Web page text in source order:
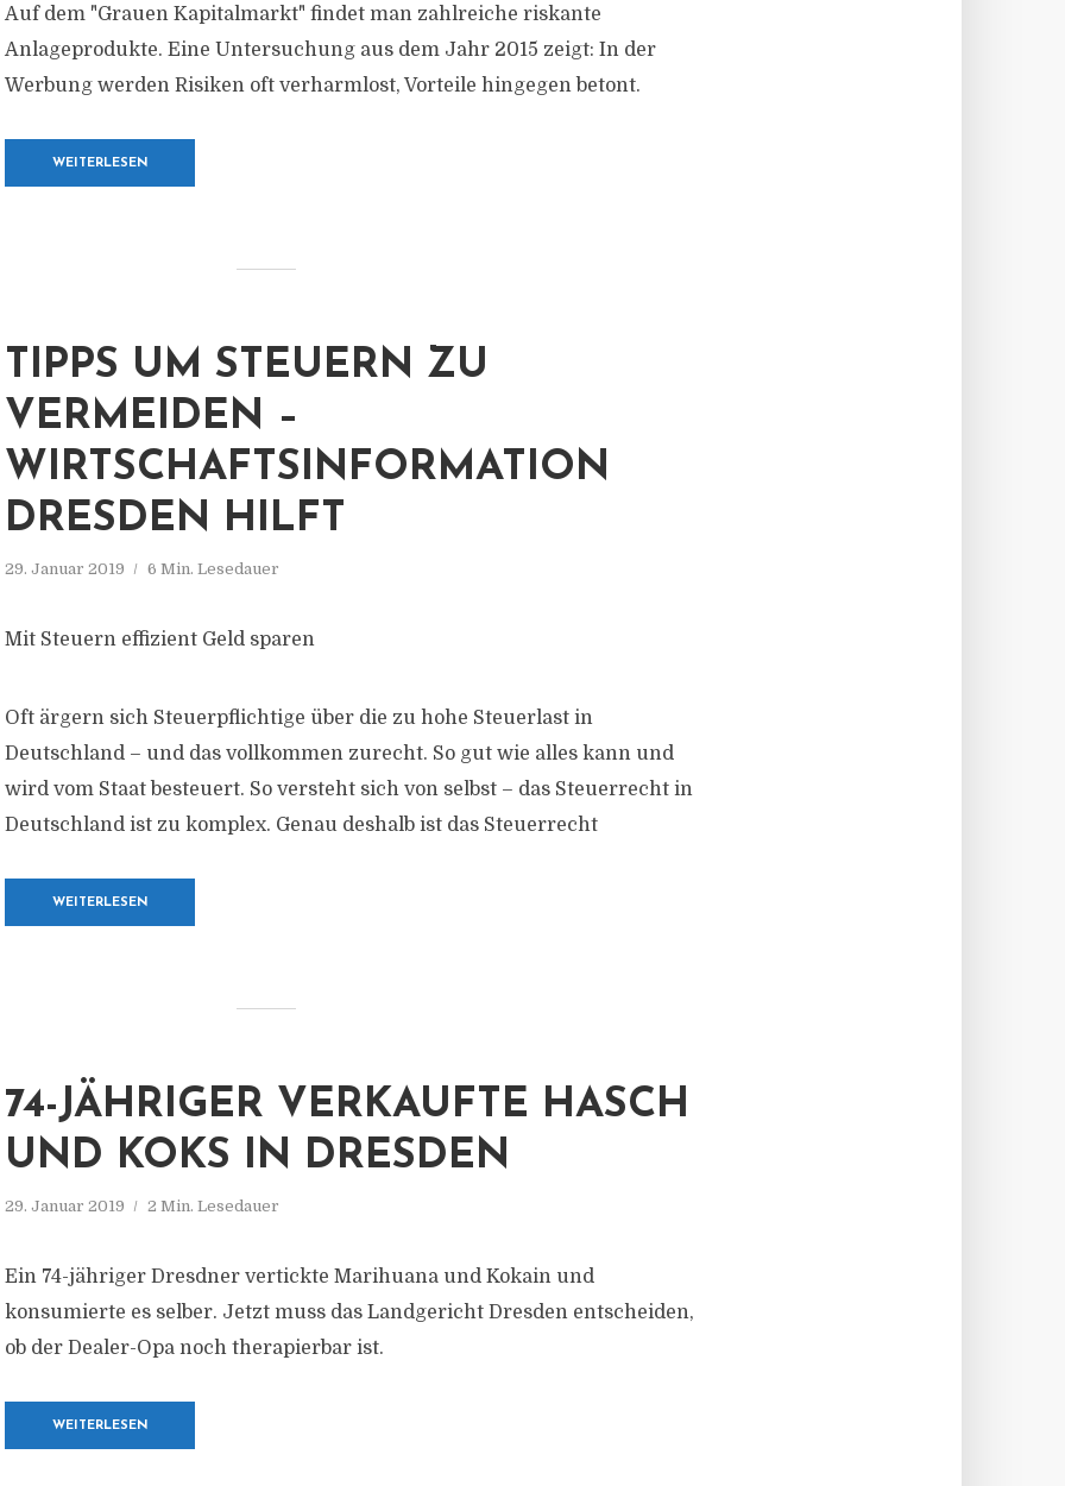
Auf dem "Grauen Kapitalmarkt" findet man zahlreiche riskante
Anlageprodukte. Eine Untersuchung aus dem Jahr 2015 zeigt: In der
Werbung werden Risiken oft verharmlost, Vorteile hingegen betont.
WEITERLESEN
TIPPS UM STEUERN ZU
VERMEIDEN –
WIRTSCHAFTSINFORMATION
DRESDEN HILFT
29. Januar 2019 6 Min. Lesedauer
Mit Steuern effizient Geld sparen
Oft ärgern sich Steuerpflichtige über die zu hohe Steuerlast in
Deutschland – und das vollkommen zurecht. So gut wie alles kann und
wird vom Staat besteuert. So versteht sich von selbst – das Steuerrecht in
Deutschland ist zu komplex. Genau deshalb ist das Steuerrecht
WEITERLESEN
74-JÄHRIGER VERKAUFTE HASCH
UND KOKS IN DRESDEN
29. Januar 2019 2 Min. Lesedauer
Ein 74-jähriger Dresdner vertickte Marihuana und Kokain und
konsumierte es selber. Jetzt muss das Landgericht Dresden entscheiden,
ob der Dealer-Opa noch therapierbar ist.
WEITERLESEN